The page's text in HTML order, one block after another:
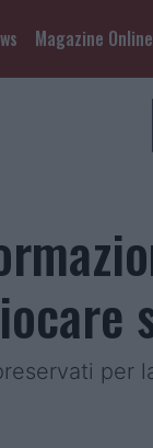
Magazine Online
per